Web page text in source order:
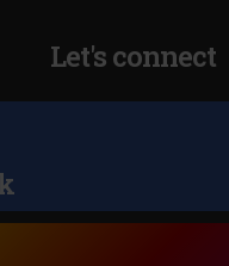
Let's connect